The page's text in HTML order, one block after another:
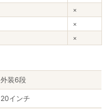
×
×
×
外装6段
20インチ